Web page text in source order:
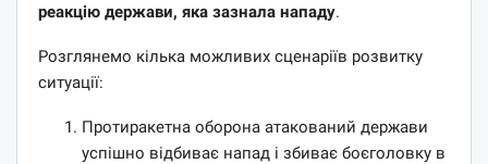
реакцію держави, яка зазнала нападу.
Розглянемо кілька можливих сценаріїв розвитку
ситуації:
Протиракетна оборона атакований держави
успішно відбиває напад і збиває боєголовку в